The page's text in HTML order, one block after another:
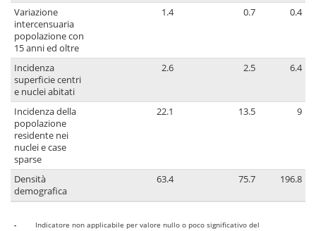
Variazione
intercensuaria
popolazione con
15 anni ed oltre
1.4 0.7 0.4
Incidenza
superficie centri
e nuclei abitati
2.6 2.5 6.4
Incidenza della
popolazione
residente nei
nuclei e case
sparse
22.1 13.5 9
Densità
demografica
63.4 75.7 196.8
-
Indicatore non applicabile per valore nullo o poco significativo del